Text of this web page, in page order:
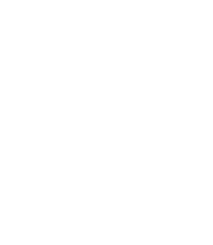
DE RIOJA EN SU INFORME
LOS CURSOS DEL NIVEL